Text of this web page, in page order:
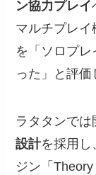
ン協力プレイ
マルチプレ
を「ソロプ
った」と評価
ラタタンでは
設計を採用し
ジン「